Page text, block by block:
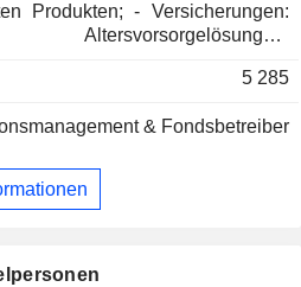
- Versicherungen:
1.274,9 Milliarden US-Dollar.
5 285
& Fondsbetreiber